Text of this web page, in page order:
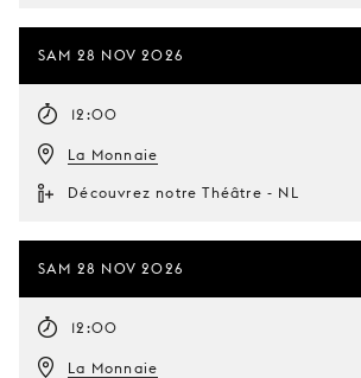
SAM 28 NOV 2026
12:00
La Monnaie
Découvrez notre Théâtre - NL
SAM 28 NOV 2026
12:00
La Monnaie